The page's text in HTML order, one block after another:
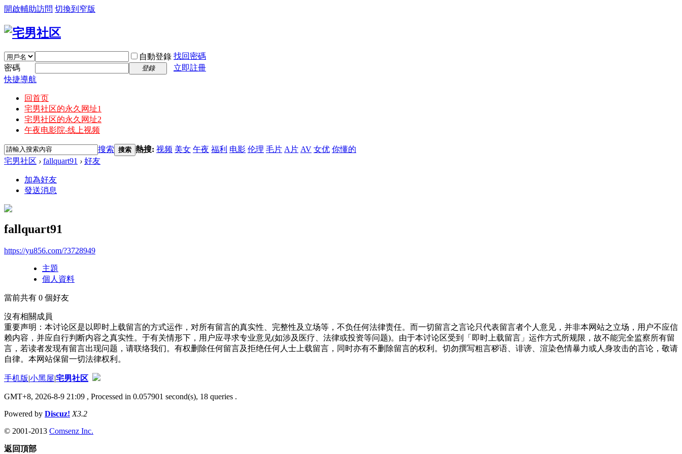
開啟輔助訪問 切換到窄版
自動登錄 找回密碼
密碼
登錄
立即註冊
快捷導航
回首页
宅男社区的永久网址1
宅男社区的永久网址2
午夜电影院-线上视频
搜索 搜索 熱搜: 视频 美女 午夜 福利 电影 伦理 毛片 A片 AV 女优 你懂的
宅男社区 › fallquart91 › 好友
加為好友
發送消息
fallquart91
https://yu856.com/?3728949
主題
個人資料
當前共有 0 個好友
沒有相關成員
重要声明：本讨论区是以即时上载留言的方式运作，对所有留言的真实性、完整性及立场等，不负任何法律责任。而一切留言之言论只代表留言者个人意见，并非本网站之立场，用户不应信
赖内容，并应自行判断内容之真实性。于有关情形下，用户应寻求专业意见(如涉及医疗、法律或投资等问题)。由于本讨论区受到「即时上载留言」运作方式所规限，故不能完全监察所有留
言，若读者发现有留言出现问题，请联络我们。有权删除任何留言及拒绝任何人士上载留言，同时亦有不删除留言的权利。切勿撰写粗言秽语、诽谤、渲染色情暴力或人身攻击的言论，敬请
自律。本网站保留一切法律权利。
手机版|小黑屋|宅男社区
GMT+8, 2026-8-9 21:09 , Processed in 0.057901 second(s), 18 queries .
Powered by Discuz! X3.2
© 2001-2013 Comsenz Inc.
返回頂部